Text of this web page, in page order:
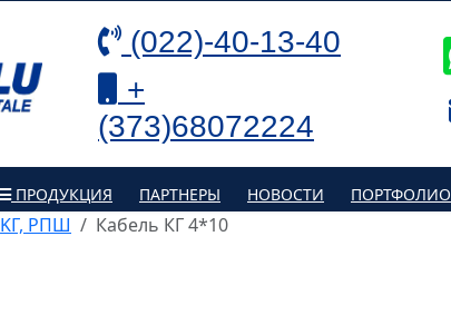
(022)-40-13-40
+
(373)68072224
ПРОДУКЦИЯ ПАРТНЕРЫ НОВОСТИ ПОРТФОЛИО
KГ, РПШ Кабель КГ 4*10